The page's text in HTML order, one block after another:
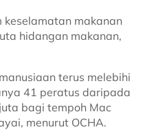
keselamatan makanan
hidangan makanan,
terus melebihi
41 peratus daripada
bagi tempoh Mac
menurut OCHA.